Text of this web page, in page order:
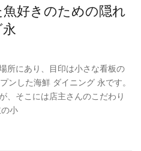
好きのための隠れ
所にあり、目印は小さな看板の
ンした海鮮 ダイニング 永です。
、そこには店主さんのこだわり
小